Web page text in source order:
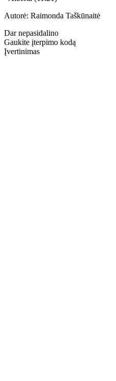
Autorė: Raimonda Taškūnaitė
Dar nepasidalino
Gaukite įterpimo kodą
Įvertinimas